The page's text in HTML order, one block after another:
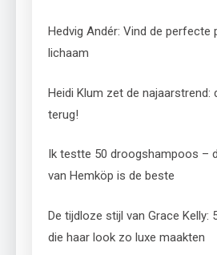
Hedvig Andér: Vind de perfecte
lichaam
Heidi Klum zet de najaarstrend:
terug!
Ik testte 50 droogshampoos –
van Hemköp is de beste
De tijdloze stijl van Grace Kelly:
die haar look zo luxe maakten